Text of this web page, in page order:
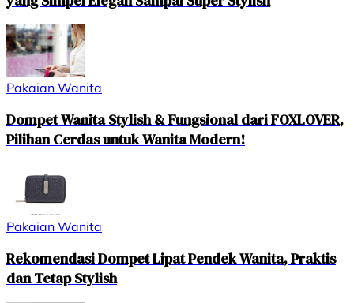
Pakaian Wanita
Dompet Wanita Stylish & Fungsional dari FOXLOVER,
Pilihan Cerdas untuk Wanita Modern!
Pakaian Wanita
Rekomendasi Dompet Lipat Pendek Wanita, Praktis
dan Tetap Stylish